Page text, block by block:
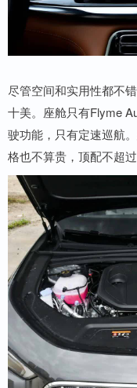
尽管空间和实用性都不
十美。座舱只有Flyme
驶功能，只有定速巡航
格也不算贵，顶配不超过